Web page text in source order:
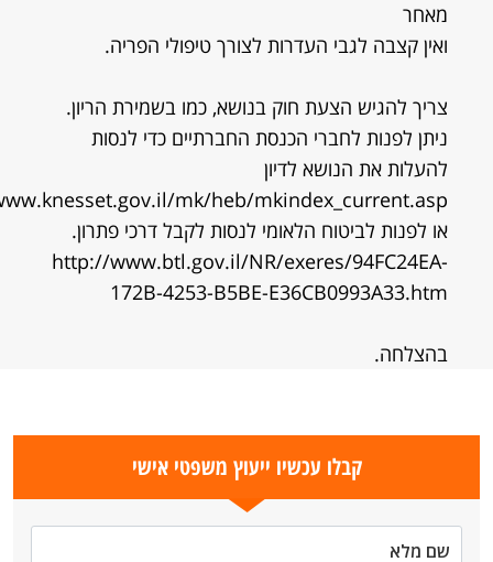
מאחר
ואין קצבה לגבי העדרות לצורך טיפולי הפריה.
צריך להגיש הצעת חוק בנושא, כמו בשמירת הריון.
ניתן לפנות לחברי הכנסת החברתיים כדי לנסות
להעלות את הנושא לדיון
mk/heb/mkindex_current.asp
או לפנות לביטוח הלאומי לנסות לקבל דרכי פתרון.
http://www.btl.gov.il/NR/exeres/94FC24EA-
172B-4253-B5BE-E36CB0993A33.htm
בהצלחה.
קבלו עכשיו ייעוץ משפטי אישי